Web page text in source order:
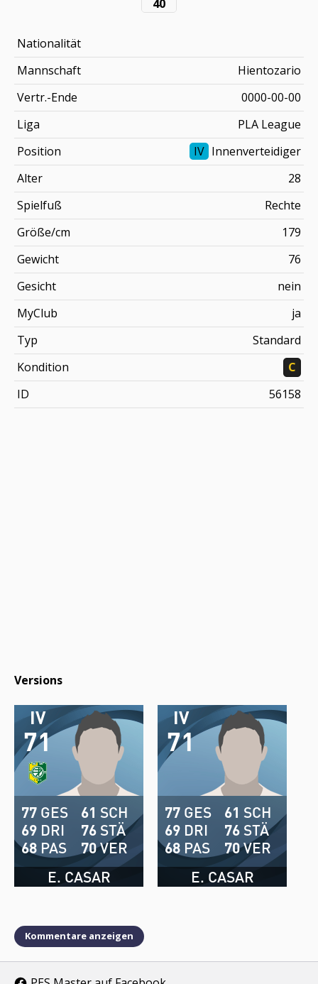
40
Nationalität
Mannschaft
Hientozario
Vertr.-Ende
0000-00-00
Liga
PLA League
Position
IV Innenverteidiger
Alter
28
Spielfuß
Rechte
Größe/cm
179
Gewicht
76
Gesicht
nein
MyClub
ja
Typ
Standard
Kondition
C
ID
56158
Versions
71
IV
E. CASAR
77 GES
69 DRI
68 PAS
61 SCH
76 STÄ
70VER
71
IV
E. CASAR
77 GES
69 DRI
68 PAS
61 SCH
76 STÄ
70VER
Kommentare anzeigen